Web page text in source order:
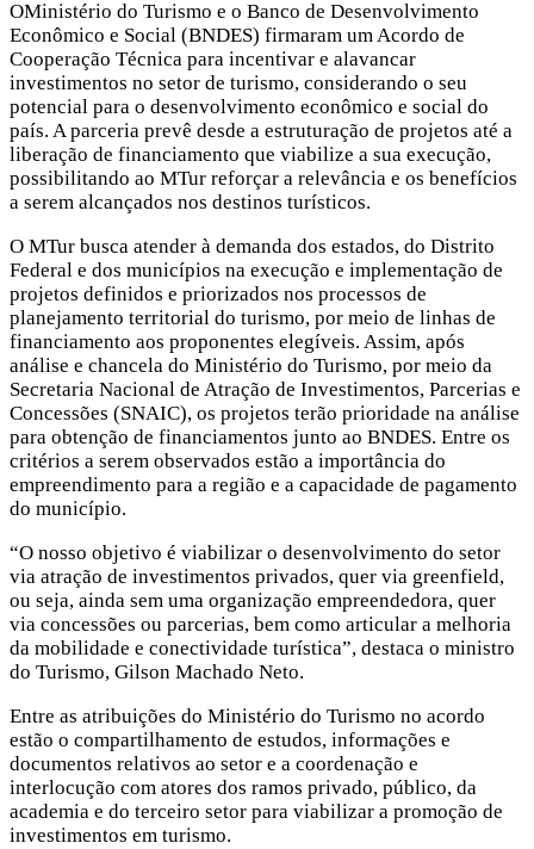
OMinistério do Turismo e o Banco de Desenvolvimento
Econômico e Social (BNDES) firmaram um Acordo de
Cooperação Técnica para incentivar e alavancar
investimentos no setor de turismo, considerando o seu
potencial para o desenvolvimento econômico e social do
país. A parceria prevê desde a estruturação de projetos até a
liberação de financiamento que viabilize a sua execução,
possibilitando ao MTur reforçar a relevância e os benefícios
a serem alcançados nos destinos turísticos.
O MTur busca atender à demanda dos estados, do Distrito
Federal e dos municípios na execução e implementação de
projetos definidos e priorizados nos processos de
planejamento territorial do turismo, por meio de linhas de
financiamento aos proponentes elegíveis. Assim, após
análise e chancela do Ministério do Turismo, por meio da
Secretaria Nacional de Atração de Investimentos, Parcerias e
Concessões (SNAIC), os projetos terão prioridade na análise
para obtenção de financiamentos junto ao BNDES. Entre os
critérios a serem observados estão a importância do
empreendimento para a região e a capacidade de pagamento
do município.
“O nosso objetivo é viabilizar o desenvolvimento do setor
via atração de investimentos privados, quer via greenfield,
ou seja, ainda sem uma organização empreendedora, quer
via concessões ou parcerias, bem como articular a melhoria
da mobilidade e conectividade turística”, destaca o ministro
do Turismo, Gilson Machado Neto.
Entre as atribuições do Ministério do Turismo no acordo
estão o compartilhamento de estudos, informações e
documentos relativos ao setor e a coordenação e
interlocução com atores dos ramos privado, público, da
academia e do terceiro setor para viabilizar a promoção de
investimentos em turismo.